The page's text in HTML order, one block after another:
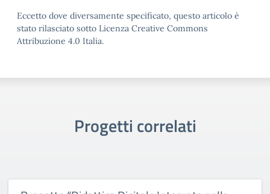
Eccetto dove diversamente specificato, questo articolo è
stato rilasciato sotto Licenza Creative Commons
Attribuzione 4.0 Italia.
Progetti correlati